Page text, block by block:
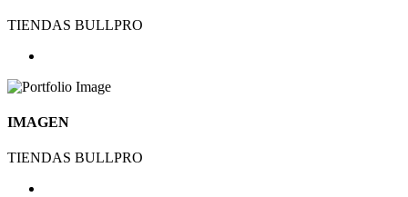
TIENDAS BULLPRO
IMAGEN
TIENDAS BULLPRO